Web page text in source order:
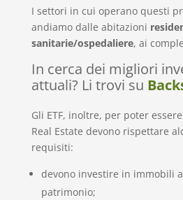
I settori in cui operano questi
andiamo dalle abitazioni
sanitarie/ospedaliere, ai
In cerca dei migliori
attuali? Li trovi su
Gli ETF, inoltre, per poter
Real Estate devono rispettare
requisiti:
devono investire in immobili
patrimonio;